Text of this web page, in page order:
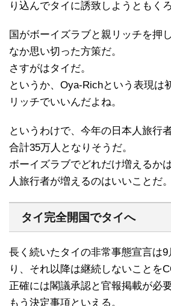
り込んでタイに誘致しようともくろ
国がボーイズラブと親リッチを押
なか思い切った方策だ。
さすがはタイだ。
というか、Oya-Richという表現は
リッチでいいんだよね。
というわけで、今年の日本人旅行
合計35万人となりそうだ。
ボーイズラブでどれだけ増えるか
人旅行者が増えるのはいいことだ。
タイ完全開国でタイへ
長く続いたタイの非常事態宣言は
り、それ以降は継続しないことを
正確には閣議承認と官報掲載が必
もう決定事項といえる。